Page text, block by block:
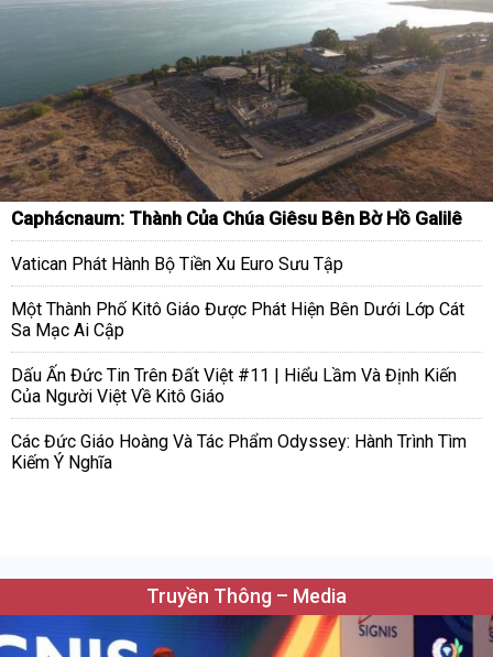
Caphácnaum: Thành Của Chúa Giêsu Bên Bờ Hồ Galilê
Vatican Phát Hành Bộ Tiền Xu Euro Sưu Tập
Một Thành Phố Kitô Giáo Được Phát Hiện Bên Dưới Lớp Cát
Sa Mạc Ai Cập
Dấu Ấn Đức Tin Trên Đất Việt #11 | Hiểu Lầm Và Định Kiến
Của Người Việt Về Kitô Giáo
Các Đức Giáo Hoàng Và Tác Phẩm Odyssey: Hành Trình Tìm
Kiếm Ý Nghĩa
Truyền Thông – Media